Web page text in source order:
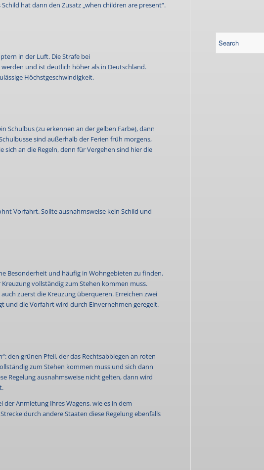
hat dann den Zusatz „when children are present“.
in der Luft. Die Strafe bei
und ist deutlich höher als in Deutschland.
Höchstgeschwindigkeit.
Schulbus (zu erkennen an der gelben Farbe), dann
sind außerhalb der Ferien früh morgens,
an die Regeln, denn für Vergehen sind hier die
Vorfahrt. Sollte ausnahmsweise kein Schild und
Besonderheit und häufig in Wohngebieten zu finden.
vollständig zum Stehen kommen muss.
zuerst die Kreuzung überqueren. Erreichen zwei
und die Vorfahrt wird durch Einvernehmen geregelt.
den grünen Pfeil, der das Rechtsabbiegen an roten
zum Stehen kommen muss und sich dann
Regelung ausnahmsweise nicht gelten, dann wird
der Anmietung Ihres Wagens, wie es in dem
durch andere Staaten diese Regelung ebenfalls